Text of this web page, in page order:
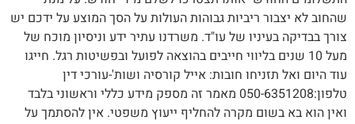
שהחוב לא יצבור ריביות גבוהות העולות על הסך המוצע על ידכם יש
צורך בבדיקה בעיניו של עו"ד. משרדנו עתיר ידע וניסיון מוכח של
מעל 10 שנים בליווי חייבים בהוצאה לפועל ובפשיטות רגל. חייגו
עוד היום ואל תזניחו חובות: אייל קורסיה ושות'-עורכי דין
טלפון:050-6351208 מאמר זה מספק מידע כללי וראשוני בלבד
ואין הוא בא בשום מקרה להחליף ייעוץ משפטי. אין להסתמך על